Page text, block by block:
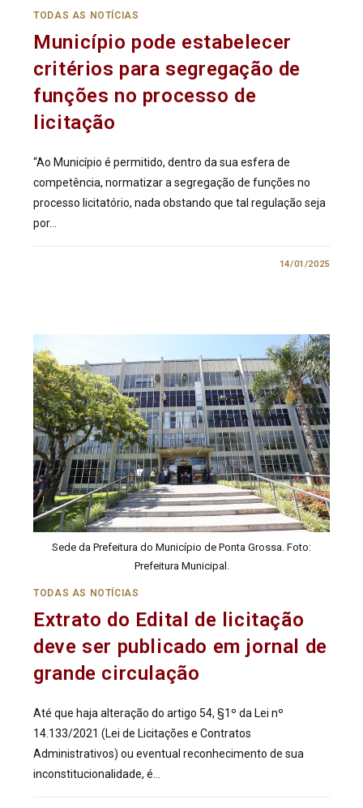
TODAS AS NOTÍCIAS
Município pode estabelecer
critérios para segregação de
funções no processo de
licitação
“Ao Município é permitido, dentro da sua esfera de
competência, normatizar a segregação de funções no
processo licitatório, nada obstando que tal regulação seja
por…
14/01/2025
Sede da Prefeitura do Município de Ponta Grossa. Foto:
Prefeitura Municipal.
TODAS AS NOTÍCIAS
Extrato do Edital de licitação
deve ser publicado em jornal de
grande circulação
Até que haja alteração do artigo 54, §1º da Lei nº
14.133/2021 (Lei de Licitações e Contratos
Administrativos) ou eventual reconhecimento de sua
inconstitucionalidade, é…